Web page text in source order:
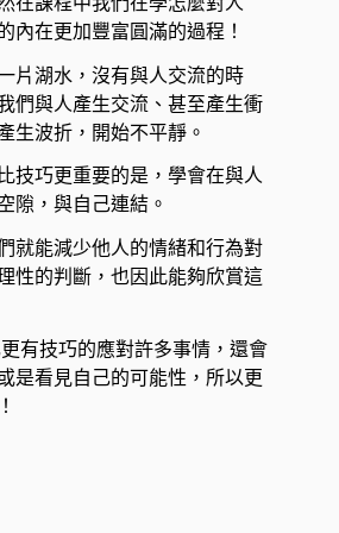
內在更加豐富圓滿的過程！
片湖水，沒有與人交流的時
們與人產生交流、甚至產生衝
生波折，開始不平靜。
技巧更重要的是，學會在與人
隙，與自己連結。
就能減少他人的情緒和行為對
性的判斷，也因此能夠欣賞這
有技巧的應對許多事情，還會
是看見自己的可能性，所以更